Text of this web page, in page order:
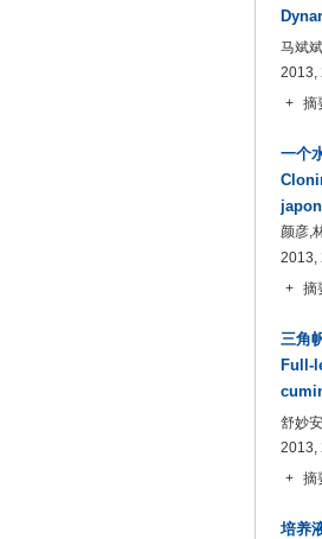
马斌斌
2013,
+
摘
一个
颜彦,
2013,
+
摘
三角
Full-
舒妙安
2013,
+
摘
培养